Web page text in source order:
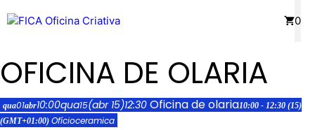
para
conteúdo
0
OFICINA DE OLARIA
qua01abr10:00qua15(abr 15)12:30 Oficina de olaria10:00 - 12:30 (15)
(GMT+01:00) Ofícioceramica